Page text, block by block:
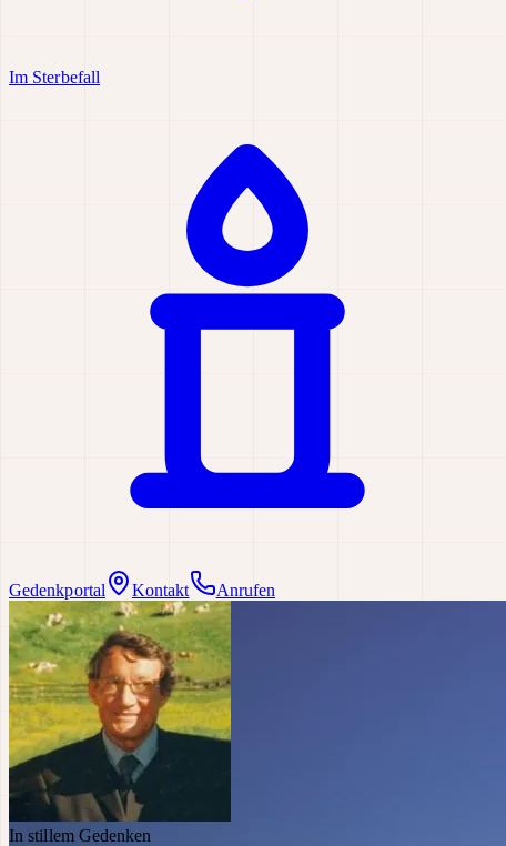
Im Sterbefall
Gedenkportal Kontakt Anrufen
In stillem Gedenken